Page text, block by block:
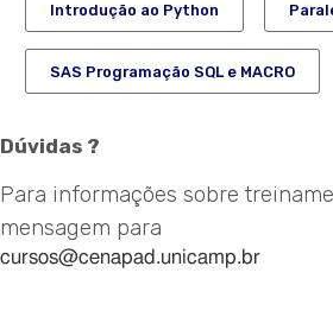
Introdução ao Python
SAS Programação SQL e MACRO
Dúvidas ?
Para informações sobre
mensagem para